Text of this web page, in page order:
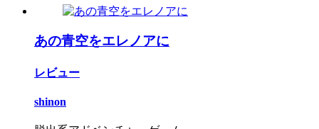
あの青空をエレノアに
レビュー
shinon